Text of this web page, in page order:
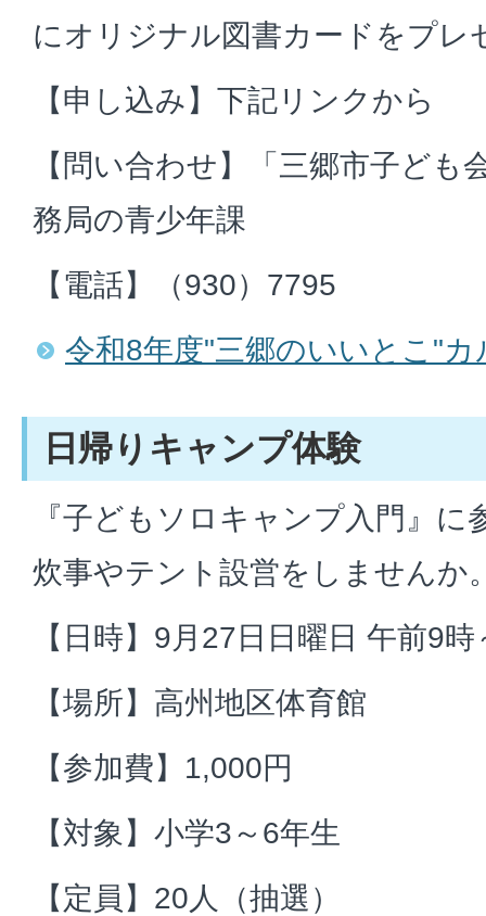
にオリジナル図書カードをプレ
【申し込み】下記リンクから
【問い合わせ】「三郷市子ども
務局の青少年課
【電話】（930）7795
令和8年度"三郷のいいとこ"
日帰りキャンプ体験
『子どもソロキャンプ入門』
炊事やテント設営をしませんか
【日時】9月27日日曜日 午前9
【場所】高州地区体育館
【参加費】1,000円
【対象】小学3～6年生
【定員】20人（抽選）